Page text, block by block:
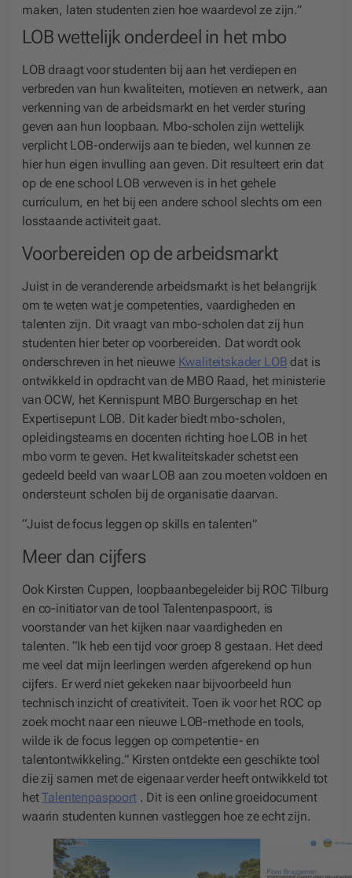
maken, laten studenten zien hoe waardevol ze zijn.”
LOB wettelijk onderdeel in het mbo
LOB draagt voor studenten bij aan het verdiepen en
verbreden van hun kwaliteiten, motieven en netwerk, aan
verkenning van de arbeidsmarkt en het verder sturing
geven aan hun loopbaan. Mbo-scholen zijn wettelijk
verplicht LOB-onderwijs aan te bieden, wel kunnen ze
hier hun eigen invulling aan geven. Dit resulteert erin dat
op de ene school LOB verweven is in het gehele
curriculum, en het bij een andere school slechts om een
losstaande activiteit gaat.
Voorbereiden op de arbeidsmarkt
Juist in de veranderende arbeidsmarkt is het belangrijk
om te weten wat je competenties, vaardigheden en
talenten zijn. Dit vraagt van mbo-scholen dat zij hun
studenten hier beter op voorbereiden. Dat wordt ook
onderschreven in het nieuwe Kwaliteitskader LOB dat is
ontwikkeld in opdracht van de MBO Raad, het ministerie
van OCW, het Kennispunt MBO Burgerschap en het
Expertisepunt LOB. Dit kader biedt mbo-scholen,
opleidingsteams en docenten richting hoe LOB in het
mbo vorm te geven. Het kwaliteitskader schetst een
gedeeld beeld van waar LOB aan zou moeten voldoen en
ondersteunt scholen bij de organisatie daarvan.
“Juist de focus leggen op skills en talenten”
Meer dan cijfers
Ook Kirsten Cuppen, loopbaanbegeleider bij ROC Tilburg
en co-initiator van de tool Talentenpaspoort, is
voorstander van het kijken naar vaardigheden en
talenten. “Ik heb een tijd voor groep 8 gestaan. Het deed
me veel dat mijn leerlingen werden afgerekend op hun
cijfers. Er werd niet gekeken naar bijvoorbeeld hun
technisch inzicht of creativiteit. Toen ik voor het ROC op
zoek mocht naar een nieuwe LOB-methode en tools,
wilde ik de focus leggen op competentie- en
talentontwikkeling.” Kirsten ontdekte een geschikte tool
die zij samen met de eigenaar verder heeft ontwikkeld tot
hetTalentenpaspoort. Dit is een online groeidocument
waarin studenten kunnen vastleggen hoe ze echt zijn.